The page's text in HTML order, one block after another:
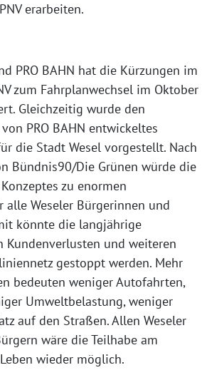
erarbeiten.
PRO BAHN hat die Kürzungen im
zum Fahrplanwechsel im Oktober
Gleichzeitig wurde den
PRO BAHN entwickeltes
die Stadt Wesel vorgestellt. Nach
Bündnis90/Die Grünen würde die
zu enormen
alle Weseler Bürgerinnen und
könnte die langjährige
Kundenverlusten und weiteren
gestoppt werden. Mehr
bedeuten weniger Autofahrten,
Umweltbelastung, weniger
auf den Straßen. Allen Weseler
wäre die Teilhabe am
wieder möglich.